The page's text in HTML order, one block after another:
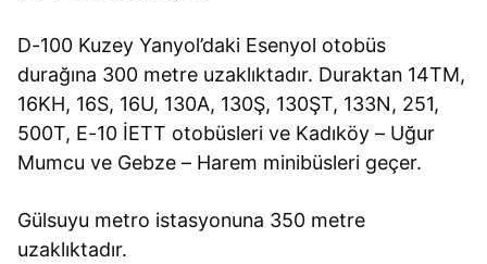
D-100 Kuzey Yanyol’daki Esenyol otobüs
durağına 300 metre uzaklıktadır. Duraktan 14TM,
16KH, 16S, 16U, 130A, 130Ş, 130ŞT, 133N, 251,
500T, E-10 İETT otobüsleri ve Kadıköy – Uğur
Mumcu ve Gebze – Harem minibüsleri geçer.
Gülsuyu metro istasyonuna 350 metre
uzaklıktadır.